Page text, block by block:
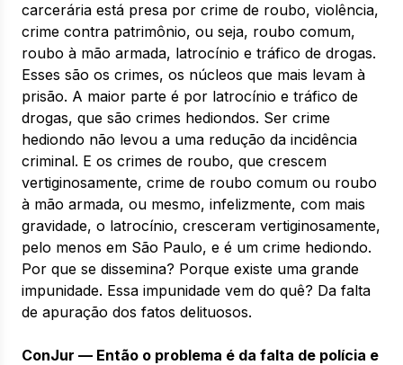
carcerária está presa por crime de roubo, violência,
crime contra patrimônio, ou seja, roubo comum,
roubo à mão armada, latrocínio e tráfico de drogas.
Esses são os crimes, os núcleos que mais levam à
prisão. A maior parte é por latrocínio e tráfico de
drogas, que são crimes hediondos. Ser crime
hediondo não levou a uma redução da incidência
criminal. E os crimes de roubo, que crescem
vertiginosamente, crime de roubo comum ou roubo
à mão armada, ou mesmo, infelizmente, com mais
gravidade, o latrocínio, cresceram vertiginosamente,
pelo menos em São Paulo, e é um crime hediondo.
Por que se dissemina? Porque existe uma grande
impunidade. Essa impunidade vem do quê? Da falta
de apuração dos fatos delituosos.
ConJur — Então o problema é da falta de polícia e